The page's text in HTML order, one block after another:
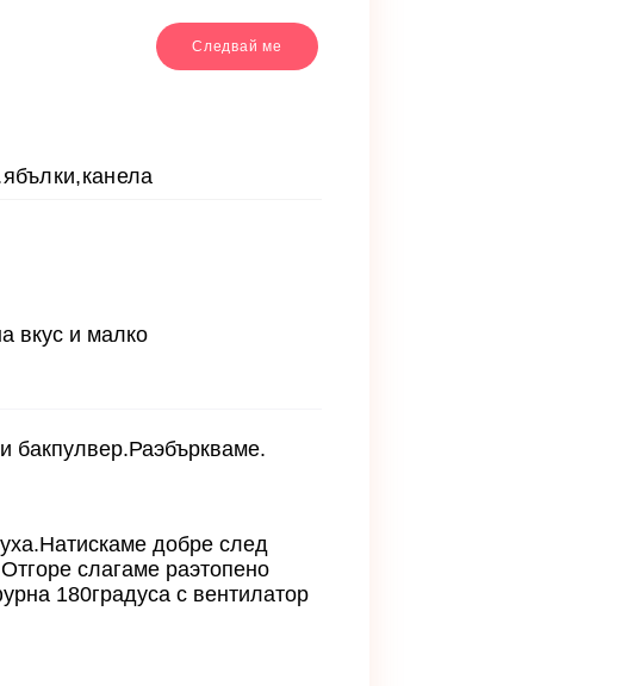
Следвай ме
вкус и малко
бакпулвер.Раэбъркваме.
добре след
слагаме раэтопено
180градуса с вентилатор